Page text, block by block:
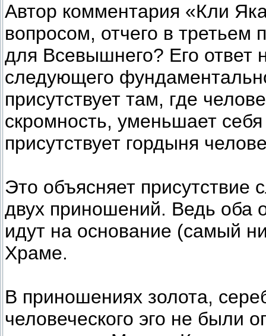
Автор комментария «Кли
вопросом, отчего в третьем
для Всевышнего? Его ответ
следующего
присутствует там, где
скромность, уменьшает
присутствует гордыня
Это объясняет
двух приношений. Ведь оба
идут на основание (самый
Храме.
В приношениях золота,
человеческого эго не были